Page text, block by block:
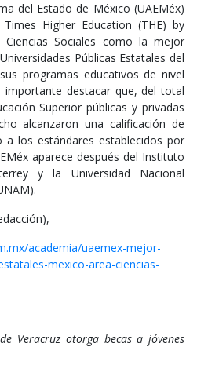
del Estado de México (UAEMéx)
Higher Education (THE) by
Sociales como la mejor
Públicas Estatales del
programas educativos de nivel
importante destacar que, del total
Superior públicas y privadas
alcanzaron una calificación de
a los estándares establecidos por
aparece después del Instituto
y la Universidad Nacional
academia/uaemex-mejor-
mexico-area-ciencias-
Veracruz otorga becas a jóvenes